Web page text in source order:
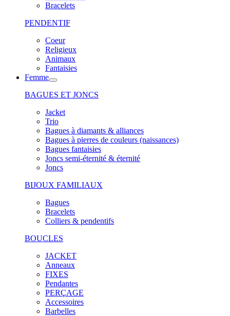
Bracelets
PENDENTIF
Coeur
Religieux
Animaux
Fantaisies
Femme
BAGUES ET JONCS
Jacket
Trio
Bagues à diamants & alliances
Bagues à pierres de couleurs (naissances)
Bagues fantaisies
Joncs semi-éternité & éternité
Joncs
BIJOUX FAMILIAUX
Bagues
Bracelets
Colliers & pendentifs
BOUCLES
JACKET
Anneaux
FIXES
Pendantes
PERÇAGE
Accessoires
Barbelles